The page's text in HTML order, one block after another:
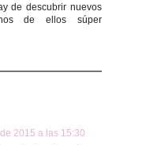
de descubrir nuevos
de ellos súper
2015 a las 15:30